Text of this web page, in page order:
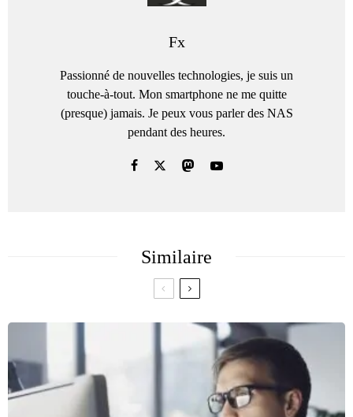
Fx
Passionné de nouvelles technologies, je suis un
touche-à-tout. Mon smartphone ne me quitte
(presque) jamais. Je peux vous parler des NAS
pendant des heures.
Similaire